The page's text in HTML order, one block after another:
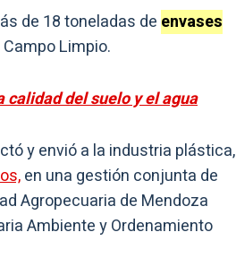
de 18 toneladas de envases
Limpio.
del suelo y el agua
y envió a la industria plástica,
en una gestión conjunta de
Agropecuaria de Mendoza
Ambiente y Ordenamiento